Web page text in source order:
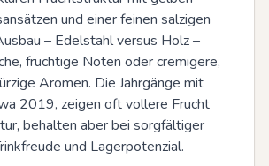
und einer feinen salzigen
– Edelstahl versus Holz –
fruchtige Noten oder cremigere,
Aromen. Die Jahrgänge mit
2019, zeigen oft vollere Frucht
behalten aber bei sorgfältiger
und Lagerpotenzial.